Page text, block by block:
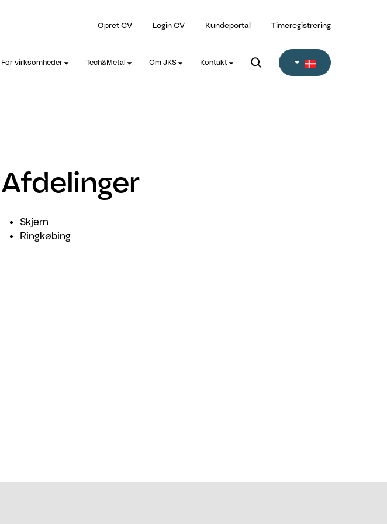
Opret CV Login CV Kundeportal Timeregistrering
For virksomheder Tech&Metal Om JKS Kontakt
Afdelinger
Skjern
Ringkøbing